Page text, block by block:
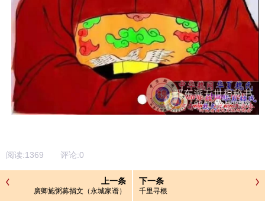
阅读:1369 评论:0
上一条
廣卿施粥募捐文（永城家谱）
下一条
千里寻根